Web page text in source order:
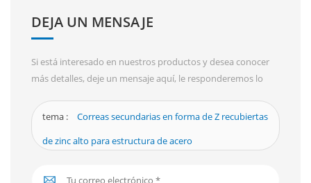
DEJA UN MENSAJE
Si está interesado en nuestros productos y desea conocer
más detalles, deje un mensaje aquí, le responderemos lo
tema :
Correas secundarias en forma de Z recubiertas
de zinc alto para estructura de acero